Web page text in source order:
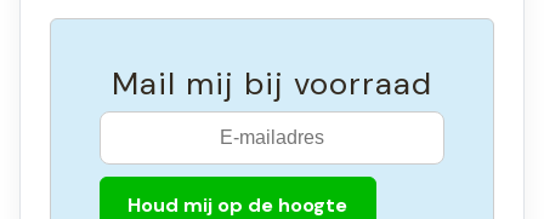
Mail mij bij voorraad
Houd mij op de hoogte